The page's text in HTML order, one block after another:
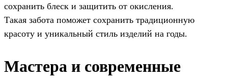
сохранить блеск и защитить от окисления.
Такая забота поможет сохранить традиционную
красоту и уникальный стиль изделий на годы.
Мастера и современные